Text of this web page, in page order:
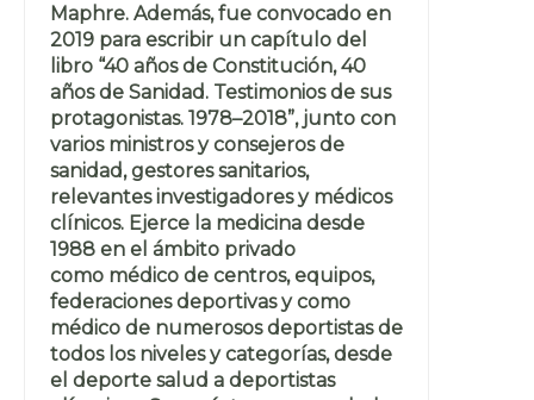
Maphre. Además, fue convocado en
2019 para escribir un capítulo del
libro “40 años de Constitución, 40
años de Sanidad. Testimonios de sus
protagonistas. 1978–2018”, junto con
varios ministros y consejeros de
sanidad, gestores sanitarios,
relevantes investigadores y médicos
clínicos. Ejerce la medicina desde
1988 en el ámbito privado
como médico de centros, equipos,
federaciones deportivas y como
médico de numerosos deportistas de
todos los niveles y categorías, desde
el deporte salud a deportistas